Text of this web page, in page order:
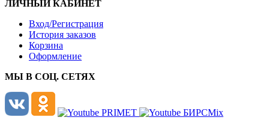
ЛИЧНЫЙ КАБИНЕТ
Вход/Регистрация
История заказов
Корзина
Оформление
МЫ В СОЦ. СЕТЯХ